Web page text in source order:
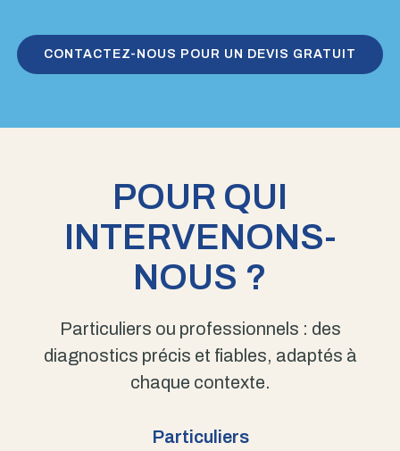
CONTACTEZ-NOUS POUR UN DEVIS GRATUIT
POUR QUI
INTERVENONS-
NOUS ?
Particuliers ou professionnels : des
diagnostics précis et fiables, adaptés à
chaque contexte.
Particuliers